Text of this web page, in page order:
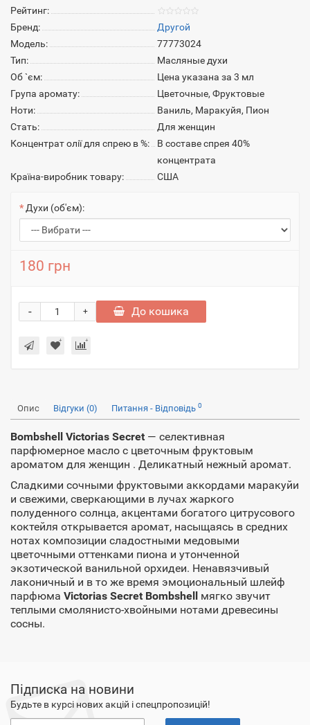
Рейтинг:
Бренд:
Другой
Модель:
77773024
Тип:
Масляные духи
Об `єм:
Цена указана за 3 мл
Група аромату:
Цветочные, Фруктовые
Ноти:
Ваниль, Маракуйя, Пион
Стать:
Для женщин
Концентрат олії для спрею в %:
В составе спрея 40%
концентрата
Країна-виробник товару:
США
Духи (об'єм):
180 грн
+
- До кошика
Опис Відгуки (0) Питання - Відповідь 0
Bombshell Victorias Secret — селективная
парфюмерное масло с цветочным фруктовым
ароматом для женщин . Деликатный нежный аромат.
Сладкими сочными фруктовыми аккордами маракуйи
и свежими, сверкающими в лучах жаркого
полуденного солнца, акцентами богатого цитрусового
коктейля открывается аромат, насыщаясь в средних
нотах композиции сладостными медовыми
цветочными оттенками пиона и утонченной
экзотической ванильной орхидеи. Ненавязчивый
лаконичный и в то же время эмоциональный шлейф
парфюма Victorias Secret Bombshell мягко звучит
теплыми смолянисто-хвойными нотами древесины
сосны.
Підписка на новини
Будьте в курсі нових акцій і спецпропозицій!